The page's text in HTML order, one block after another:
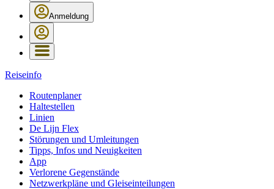
Anmeldung
Reiseinfo
Routenplaner
Haltestellen
Linien
De Lijn Flex
Störungen und Umleitungen
Tipps, Infos und Neuigkeiten
App
Verlorene Gegenstände
Netzwerkpläne und Gleiseinteilungen